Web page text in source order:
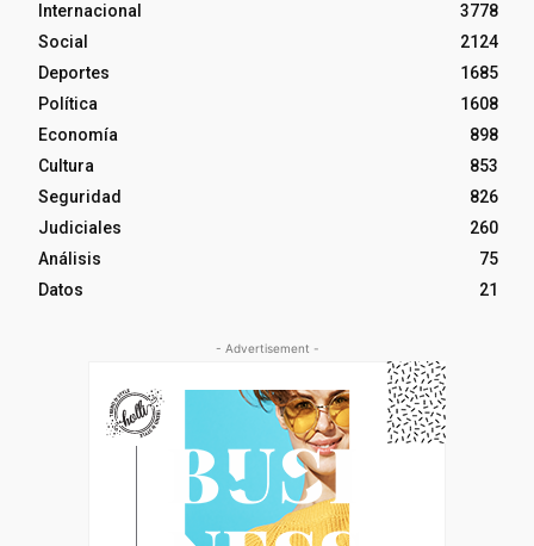
Internacional
3778
Social
2124
Deportes
1685
Política
1608
Economía
898
Cultura
853
Seguridad
826
Judiciales
260
Análisis
75
Datos
21
- Advertisement -